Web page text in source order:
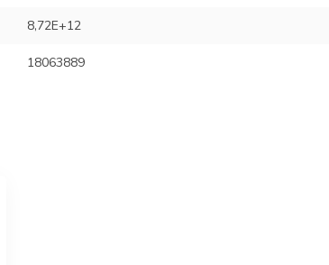
8,72E+12
18063889